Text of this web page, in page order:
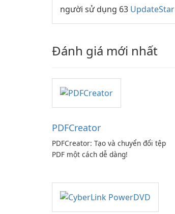
người sử dụng 63 UpdateStar
Đánh giá mới nhất
PDFCreator
PDFCreator: Tạo và chuyển đổi tệp
PDF một cách dễ dàng!